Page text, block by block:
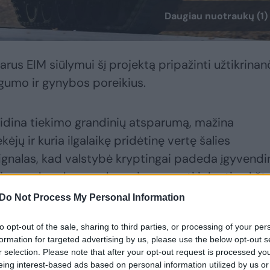
Do Not Process My Personal Information
opt-out of the sale, sharing to third parties, or processing of your
for targeted advertising by us, please use the below opt-out
selection. Please note that after your opt-out request is processed
interest-based ads based on personal information utilized by us
Daugiau nuotraukų (1)
EIM siūlymui šį projektą pripažinti
ir gynybos poreikius.
tiekimo grandinių atsparumą, mažina
ir kuria ilgalaikę pridėtinę vertę šalies
kad valstybė kryptingai padeda
sudarydama sąlygas joms augti ir kurti
– pranešime cituojamas ekonomikos ir inovacijų
geopolitinę situaciją ir išaugusias saugumo